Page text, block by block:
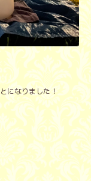
になりました！